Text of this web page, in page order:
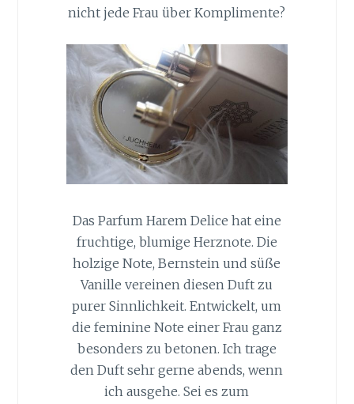
nicht jede Frau über Komplimente?
Das Parfum Harem Delice hat eine
fruchtige, blumige Herznote. Die
holzige Note, Bernstein und süße
Vanille vereinen diesen Duft zu
purer Sinnlichkeit. Entwickelt, um
die feminine Note einer Frau ganz
besonders zu betonen. Ich trage
den Duft sehr gerne abends, wenn
ich ausgehe. Sei es zum